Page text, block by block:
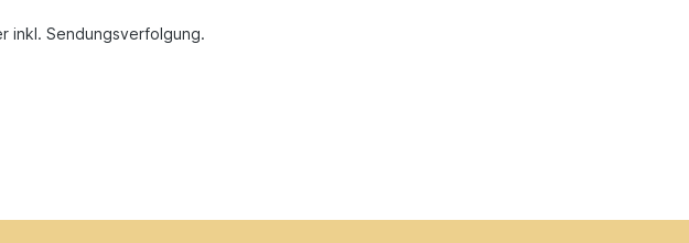
inkl. Sendungsverfolgung.